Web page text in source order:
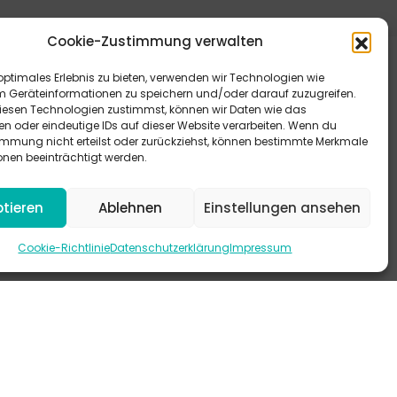
Cookie-Zustimmung verwalten
Erlebnis zu bieten, verwenden wir Technologien wie
Geräteinformationen zu speichern und/oder darauf zuzugreifen.
Technologien zustimmst, können wir Daten wie das
oder eindeutige IDs auf dieser Website verarbeiten. Wenn du
nicht erteilst oder zurückziehst, können bestimmte Merkmale
beeinträchtigt werden.
Ablehnen Einstellungen ansehen
Cookie-RichtlinieDatenschutzerklärungImpressum
Antworten bieten dir unsere FAQ.
mal auf Instagram vorbei.